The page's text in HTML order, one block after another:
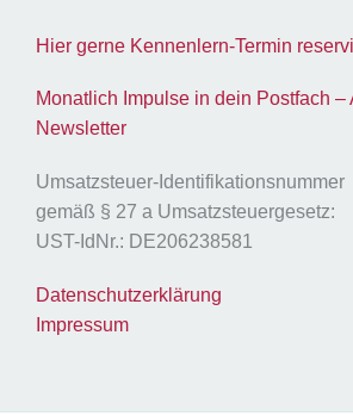
Hier gerne Kennenlern-Termin
Monatlich Impulse in dein Postfach –
Newsletter
Umsatzsteuer-Identifikationsnummer
gemäß § 27 a Umsatzsteuergesetz:
UST-IdNr.: DE206238581
Datenschutzerklärung
Impressum